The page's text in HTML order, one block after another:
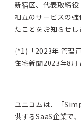
新宿区、代表取締役
相互のサービスの
たことをお知らせし
(*1)「2023年 管理
住宅新聞2023年8月
ユニコムは、「
供するSaaS企業で